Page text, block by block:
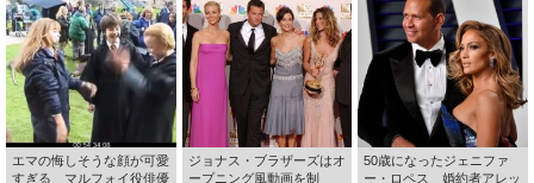
エマの悔しそうな顔が可愛
すぎる マルフォイ役俳優
ジョナス・ブラザーズはオ
ープニング風動画を制
50歳になったジェニファ
ー・ロペス 婚約者アレッ